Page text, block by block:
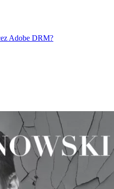
Adobe DRM?